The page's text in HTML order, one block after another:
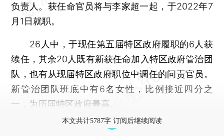
负责人。获任命官员将与李家超一起，于2022年7
月1日就职。
26人中，于现任第五届特区政府履职的6人获
续任，其余20人既有新获任命加入特区政府管治团
队，也有从现届特区政府职位中调任的问责官员。
新管治团队班底中有6名女性，比例接近四分之
一，为历届特区政府最高。
本文共计5787字 订阅后继续阅读